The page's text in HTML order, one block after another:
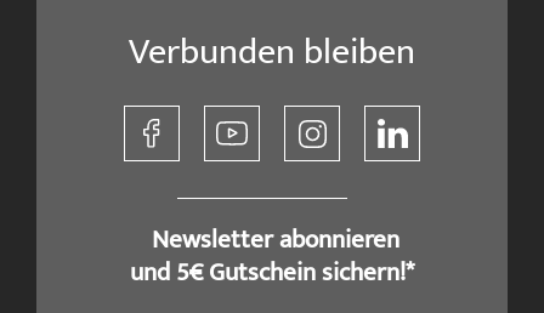
Verbunden bleiben
​ Newsletter abonnieren
und 5€ Gutschein sichern!*